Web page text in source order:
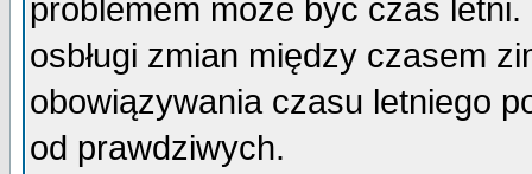
problemem może być czas
osbługi zmian między czasem
obowiązywania czasu letniego
od prawdziwych.